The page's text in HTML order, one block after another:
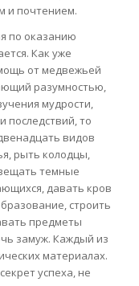
и почтением.
по оказанию
Как уже
от медвежьей
разумностью,
мудрости,
последствий, то
видов
рыть колодцы,
темные
давать кров
строить
предметы
замуж. Каждый из
материалах.
успеха, не